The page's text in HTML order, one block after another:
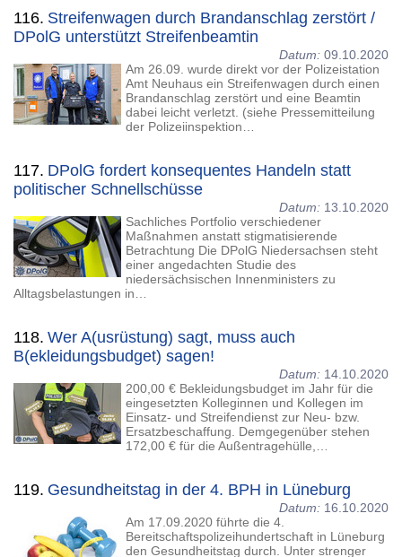
116. Streifenwagen durch Brandanschlag zerstört /
DPolG unterstützt Streifenbeamtin
Datum: 09.10.2020
Am 26.09. wurde direkt vor der Polizeistation
Amt Neuhaus ein Streifenwagen durch einen
Brandanschlag zerstört und eine Beamtin
dabei leicht verletzt. (siehe Pressemitteilung
der Polizeiinspektion…
117. DPolG fordert konsequentes Handeln statt
politischer Schnellschüsse
Datum: 13.10.2020
Sachliches Portfolio verschiedener
Maßnahmen anstatt stigmatisierende
Betrachtung Die DPolG Niedersachsen steht
einer angedachten Studie des
niedersächsischen Innenministers zu
Alltagsbelastungen in…
118. Wer A(usrüstung) sagt, muss auch
B(ekleidungsbudget) sagen!
Datum: 14.10.2020
200,00 € Bekleidungsbudget im Jahr für die
eingesetzten Kolleginnen und Kollegen im
Einsatz- und Streifendienst zur Neu- bzw.
Ersatzbeschaffung. Demgegenüber stehen
172,00 € für die Außentragehülle,…
119. Gesundheitstag in der 4. BPH in Lüneburg
Datum: 16.10.2020
Am 17.09.2020 führte die 4.
Bereitschaftspolizeihundertschaft in Lüneburg
den Gesundheitstag durch. Unter strenger